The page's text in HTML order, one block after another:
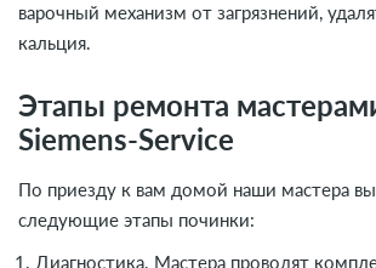
варочный механизм от загрязнений,
кальция.
Этапы ремонта
Siemens-Service
По приезду к вам домой наши мастера
следующие этапы починки:
Диагностика. Мастера проводят